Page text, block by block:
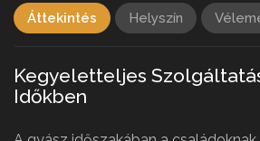
Áttekintés Helyszín
Kegyeletteljes
Időkben